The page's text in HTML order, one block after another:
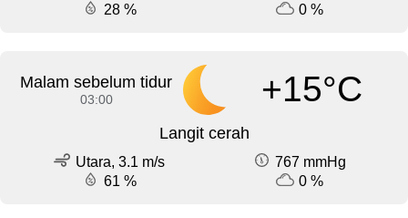
28 %
0 %
Malam sebelum tidur
03:00 +15°C
Langit cerah
Utara, 3.1 m/s
767 mmHg
61 %
0 %